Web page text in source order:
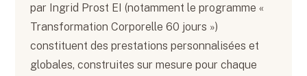
par Ingrid Prost EI (notamment le programme «
Transformation Corporelle 60 jours »)
constituent des prestations personnalisées et
globales, construites sur mesure pour chaque